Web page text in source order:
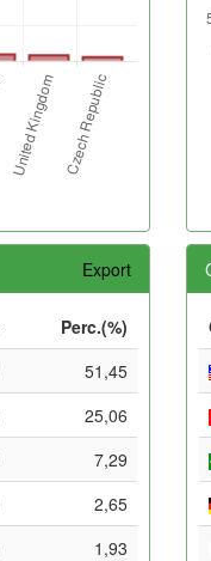
Export
Perc.(%)
51,45
25,06
7,29
2,65
1,93